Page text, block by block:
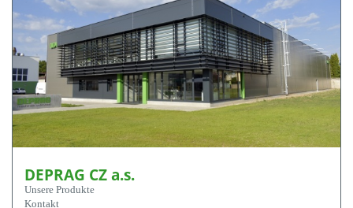
DEPRAG CZ a.s.
Unsere Produkte
Kontakt